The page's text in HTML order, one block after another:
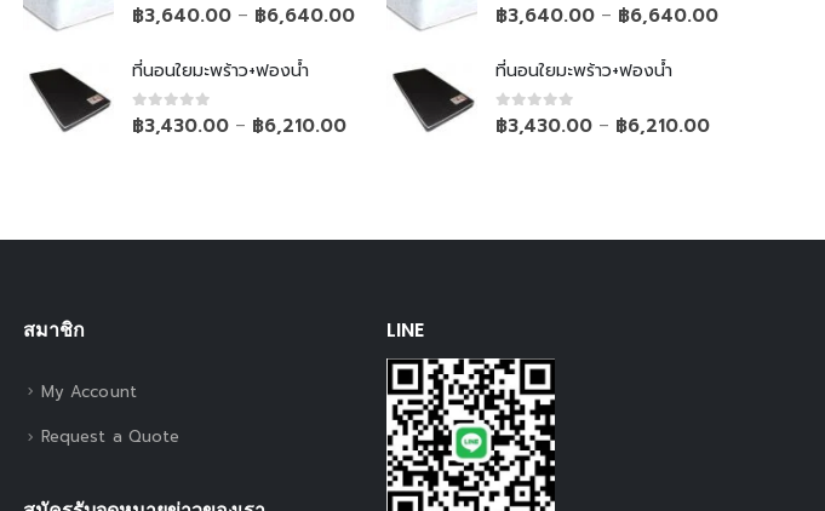
0out of 5
฿3,640.00 – ฿6,640.00
ที่นอนใยมะพร้าว+ฟองน้ำ
0out of 5
฿3,430.00 – ฿6,210.00
0out of 5
฿3,640.00 – ฿6,640.00
ที่นอนใยมะพร้าว+ฟองน้ำ
0out of 5
฿3,430.00 – ฿6,210.00
สมาชิก
My Account
Request a Quote
LINE